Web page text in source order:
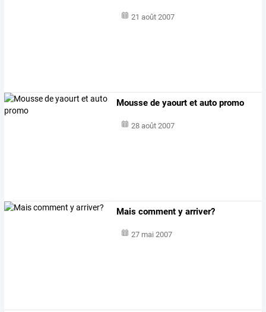
21 août 2007
Mousse de yaourt et auto promo
28 août 2007
Mais comment y arriver?
27 mai 2007